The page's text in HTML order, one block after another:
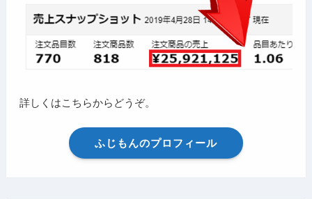
詳しくはこちらからどうぞ。
ふじもんのプロフィール